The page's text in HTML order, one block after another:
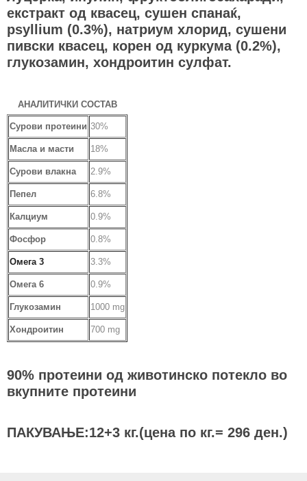
екстракт од квасец, сушен спанаќ,
psyllium (0.3%), натриум хлорид, сушени
пивски квасец, корен од куркума (0.2%),
глукозамин, хондроитин сулфат.
АНАЛИТИЧКИ СОСТАВ
Сурови протеини 30%
Масла и масти 18%
Сурови влакна 2.9%
Пепел 6.8%
Калциум 0.9%
Фосфор 0.8%
Омега 3 3.3%
Омега 6 0.9%
Глукозамин 1000 mg
Хондроитин 700 mg
90% протеини од животинско потекло во
вкупните протеини
ПАКУВАЊЕ:12+3 кг.(цена по кг.= 296 ден.)